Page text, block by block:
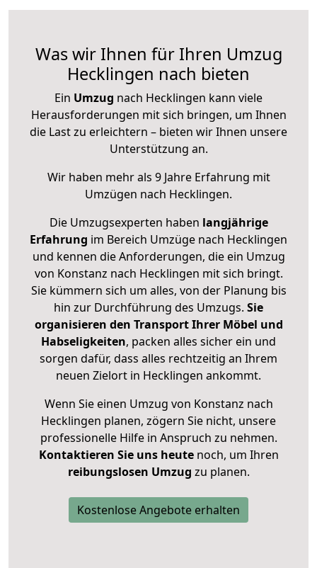
Was wir Ihnen für Ihren Umzug
Hecklingen nach bieten
Ein Umzug nach Hecklingen kann viele
Herausforderungen mit sich bringen, um Ihnen
die Last zu erleichtern – bieten wir Ihnen unsere
Unterstützung an.
Wir haben mehr als 9 Jahre Erfahrung mit
Umzügen nach Hecklingen.
Die Umzugsexperten haben langjährige
Erfahrung im Bereich Umzüge nach Hecklingen
und kennen die Anforderungen, die ein Umzug
von Konstanz nach Hecklingen mit sich bringt.
Sie kümmern sich um alles, von der Planung bis
hin zur Durchführung des Umzugs. Sie
organisieren den Transport Ihrer Möbel und
Habseligkeiten, packen alles sicher ein und
sorgen dafür, dass alles rechtzeitig an Ihrem
neuen Zielort in Hecklingen ankommt.
Wenn Sie einen Umzug von Konstanz nach
Hecklingen planen, zögern Sie nicht, unsere
professionelle Hilfe in Anspruch zu nehmen.
Kontaktieren Sie uns heutenoch, um Ihren
reibungslosen Umzug zu planen.
Kostenlose Angebote erhalten